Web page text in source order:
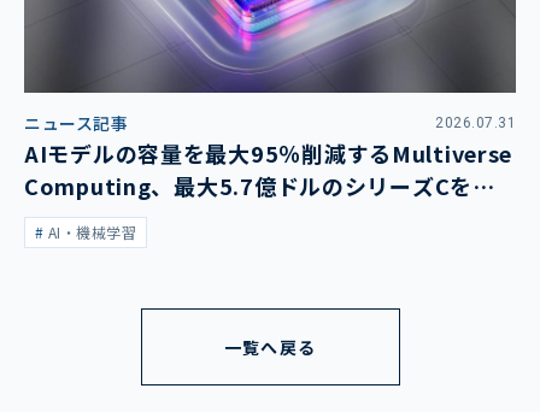
ニュース記事 2026.07.31
AIモデルの容量を最大95％削減するMultiverse
Computing、最大5.7億ドルのシリーズCを発
表AI・機械学習
一覧へ戻る